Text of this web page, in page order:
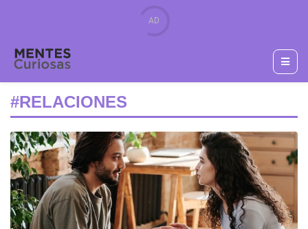
#RELACIONES